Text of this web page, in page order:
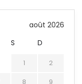
août 2026
S D
1
2
8 9